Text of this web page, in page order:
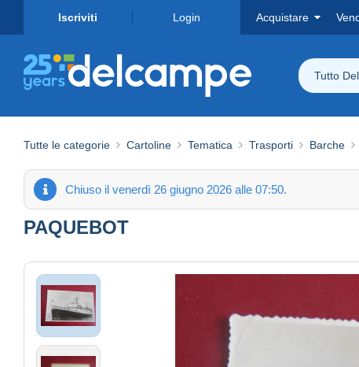
Iscriviti Login Acquistare
Tutto
Tutte le categorie Cartoline Tematica Trasporti Barche
Chiuso il venerdì 26 giugno 2026 alle 07:50.
PAQUEBOT